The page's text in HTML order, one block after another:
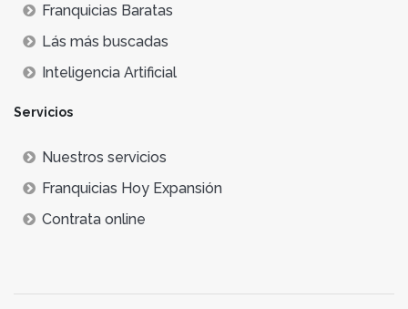
Franquicias Baratas
Lás más buscadas
Inteligencia Artificial
Servicios
Nuestros servicios
Franquicias Hoy Expansión
Contrata online